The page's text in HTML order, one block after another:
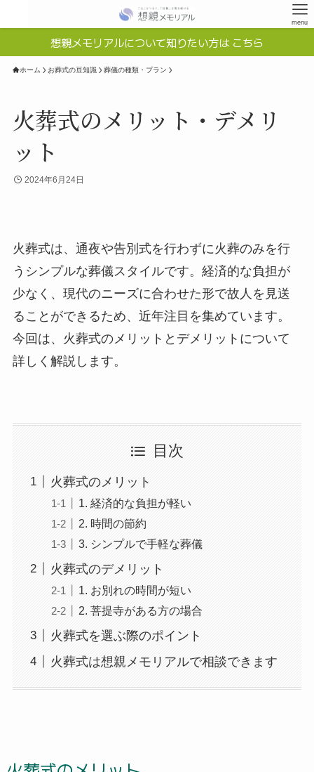
menu
想親メモリアルについて知りたい方は こちら
ホーム お葬式の豆知識 葬儀の種類・プラン
火葬式のメリット・デメリ
ット
2024年6月24日
火葬式は、通夜や告別式を行わずに火葬のみを行
うシンプルな葬儀スタイルです。経済的な負担が
少なく、現代のニーズに合わせた形で故人を見送
ることができるため、近年注目を集めています。
今回は、火葬式のメリットとデメリットについて
詳しく解説します。
目次
火葬式のメリット
1. 経済的な負担が軽い
2. 時間の節約
3. シンプルで手軽な葬儀
火葬式のデメリット
1. お別れの時間が短い
2. 菩提寺がある方の場合
火葬式を選ぶ際のポイント
火葬式は想親メモリアルで相談できます